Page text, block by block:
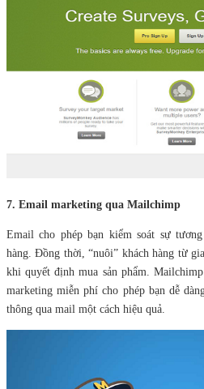
7. Email marketing qua Mailchimp
Email cho phép bạn kiểm soát sự
hàng. Đồng thời, “nuôi” khách hàng từ
khi quyết định mua sản phẩm.
marketing miễn phí cho phép bạn dễ
thông qua mail một cách hiệu quả.